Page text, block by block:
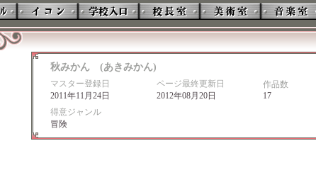
秋みかん (あきみかん)
マスター登録日
2011年11月24日
ページ最終更新日
2012年08月20日
作品数
17
得意ジャンル
冒険